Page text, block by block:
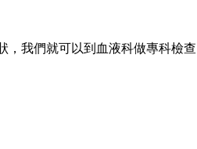
我們就可以到血液科做專科檢